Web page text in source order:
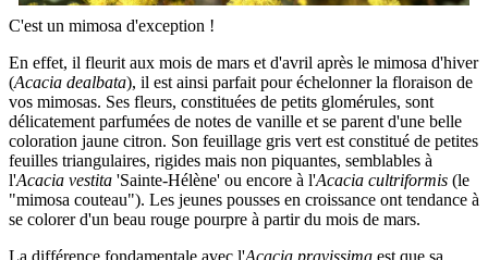
C'est un mimosa d'exception !
En effet, il fleurit aux mois de mars et d'avril après le mimosa d'hiver
(Acacia dealbata), il est ainsi parfait pour échelonner la floraison de
vos mimosas. Ses fleurs, constituées de petits glomérules, sont
délicatement parfumées de notes de vanille et se parent d'une belle
coloration jaune citron. Son feuillage gris vert est constitué de petites
feuilles triangulaires, rigides mais non piquantes, semblables à
l'Acacia vestita 'Sainte-Hélène' ou encore à l'Acacia cultriformis (le
"mimosa couteau"). Les jeunes pousses en croissance ont tendance à
se colorer d'un beau rouge pourpre à partir du mois de mars.